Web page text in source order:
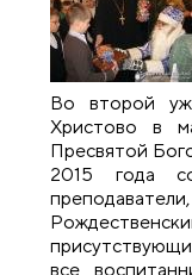
Во второй
Христово в
Пресвятой
2015 года
все